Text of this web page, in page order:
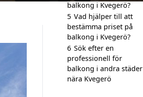
balkong i Kvegerö?
5 Vad hjälper till att
bestämma priset på
balkong i Kvegerö?
6 Sök efter en
professionell för
balkong i andra städer
nära Kvegerö